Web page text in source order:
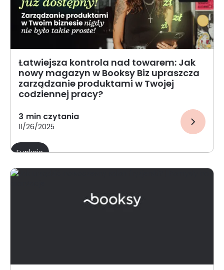
Łatwiejsza kontrola nad towarem: Jak
nowy magazyn w Booksy Biz upraszcza
zarządzanie produktami w Twojej
codziennej pracy?
3 min czytania
11/26/2025
Funkcje